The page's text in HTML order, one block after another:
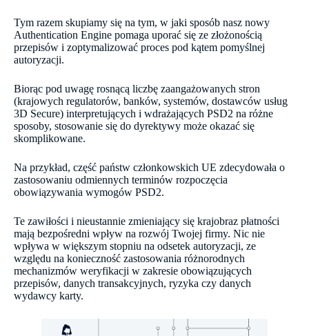
Tym razem skupiamy się na tym, w jaki sposób nasz nowy
Authentication Engine pomaga uporać się ze złożonością
przepisów i zoptymalizować proces pod kątem pomyślnej
autoryzacji.
Biorąc pod uwagę rosnącą liczbę zaangażowanych stron
(krajowych regulatorów, banków, systemów, dostawców usług
3D Secure) interpretujących i wdrażających PSD2 na różne
sposoby, stosowanie się do dyrektywy może okazać się
skomplikowane.
Na przykład, część państw członkowskich UE zdecydowała o
zastosowaniu odmiennych terminów rozpoczęcia
obowiązywania wymogów PSD2.
Te zawiłości i nieustannie zmieniający się krajobraz płatności
mają bezpośredni wpływ na rozwój Twojej firmy. Nic nie
wpływa w większym stopniu na odsetek autoryzacji, ze
względu na konieczność zastosowania różnorodnych
mechanizmów weryfikacji w zakresie obowiązujących
przepisów, danych transakcyjnych, ryzyka czy danych
wydawcy karty.